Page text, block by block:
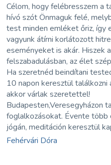
Célom, hogy felébresszem a
hívó szót Önmaguk felé,
test minden emléket őriz, így
vagyunk átírni korlátozott
eseményeket is akár. Hiszek
felszabadulásban, az élet
Ha szeretnéd beindítani
10 napon keresztül találkozni
akkor várlak szeretettel!
Budapesten,Veresegyházon
foglalkozásokat. Évente több
jógán, meditáción keresztül
Fehérvári Dóra